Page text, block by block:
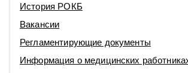
История РОКБ
Вакансии
Регламентирующие документы
Информация о медицинских